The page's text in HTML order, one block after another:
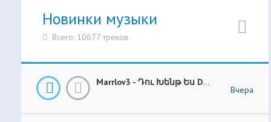
Новинки музыки
Всего: 10677 треков
Marrlov3 - Դու Խենթ Ես Du Khent Es COVER
Вчера